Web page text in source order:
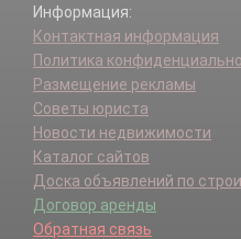
Информация:
Контактная информация
Политика
Размещение рекламы
Советы юриста
Новости недвижимости
Каталог сайтов
Доска объявлений по
Договор аренды
Обратная связь